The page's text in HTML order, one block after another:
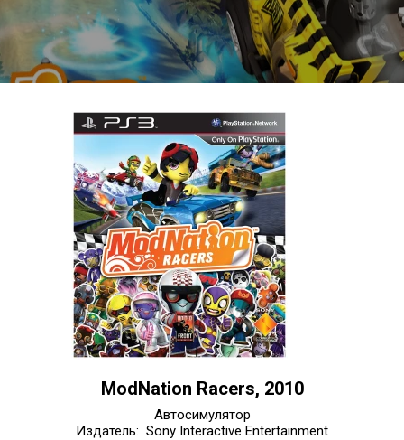
ModNation Racers, 2010
Автосимулятор
Издатель: Sony Interactive Entertainment